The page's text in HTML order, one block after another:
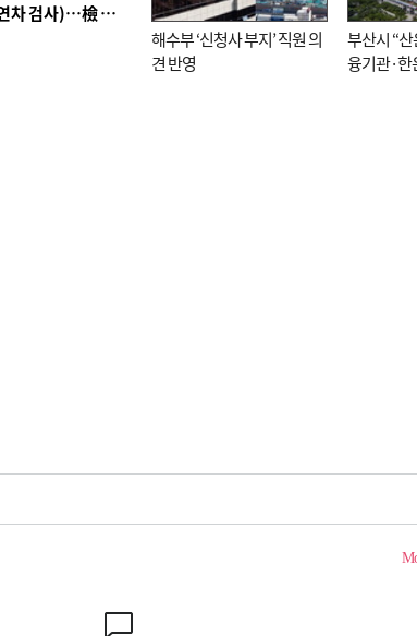
■ 검사 신분 버리고 직급하향(10년 이하 저연차 검사)…檢 중수청행 기피
해수부 ‘신청사 부지’ 직원 의
견 반영
부산시 “
융기관·한